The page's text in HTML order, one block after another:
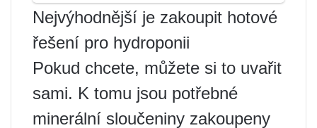
Nejvýhodnější je zakoupit hotové
řešení pro hydroponii
Pokud chcete, můžete si to uvařit
sami. K tomu jsou potřebné
minerální sloučeniny zakoupeny